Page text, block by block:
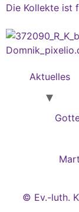
Die Kollekte ist
Aktuelles
© Ev.-luth.